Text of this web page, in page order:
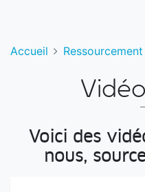
Accueil Ressourcement
Voici des
nous,